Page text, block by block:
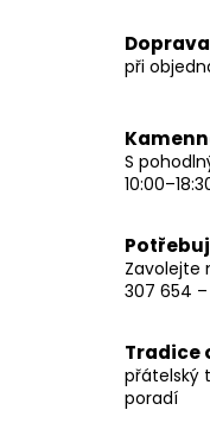
při
S
Zavolejte
307 654
Tradice
přátelský
poradí